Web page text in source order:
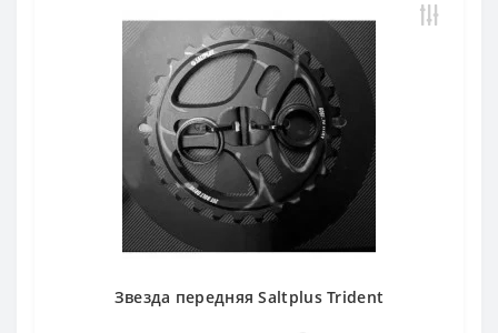
Звезда передняя Saltplus Trident